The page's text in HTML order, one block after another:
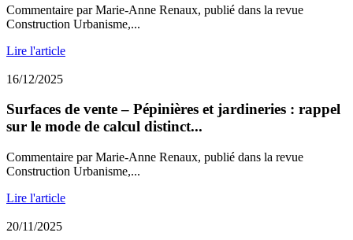
Commentaire par Marie-Anne Renaux, publié dans la revue
Construction Urbanisme,...
Lire l'article
16/12/2025
Surfaces de vente – Pépinières et jardineries : rappel
sur le mode de calcul distinct...
Commentaire par Marie-Anne Renaux, publié dans la revue
Construction Urbanisme,...
Lire l'article
20/11/2025